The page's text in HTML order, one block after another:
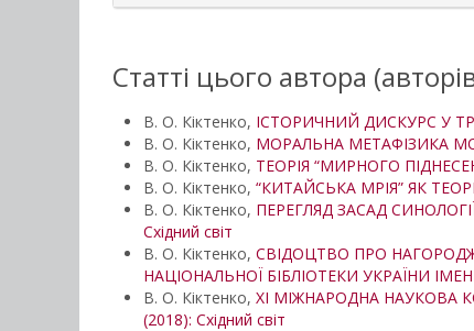
Статті цього автора
В. О. Кіктенко, ІСТОРИЧНИЙ ДИСКУРС У
В. О. Кіктенко, МОРАЛЬНА МЕТАФІЗИКА
В. О. Кіктенко, ТЕОРІЯ “МИРНОГО
В. О. Кіктенко, “КИТАЙСЬКА МРІЯ” ЯК
В. О. Кіктенко, ПЕРЕГЛЯД ЗАСАД
Східний світ
В. О. Кіктенко, СВІДОЦТВО ПРО
НАЦІОНАЛЬНОЇ БІБЛІОТЕКИ УКРАЇНИ
В. О. Кіктенко, ХІ МІЖНАРОДНА НАУКОВА
(2018): Східний світ